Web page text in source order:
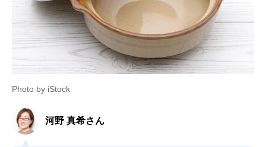
Photo by iStock
河野 真希さん